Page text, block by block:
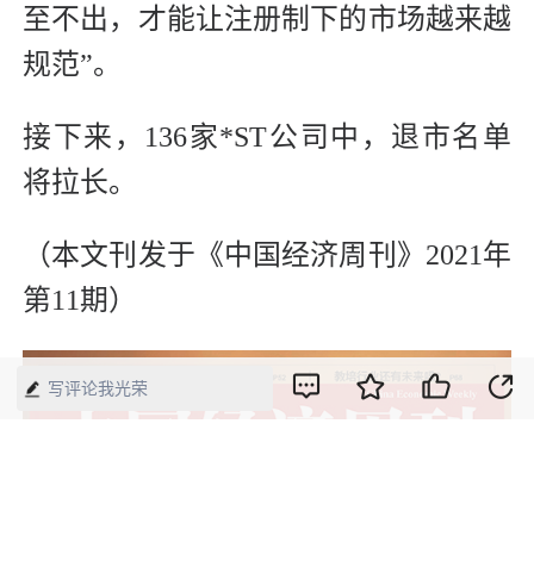
至不出，才能让注册制下的市场越来越
规范”。
接下来，136家*ST公司中，退市名单
将拉长。
（本文刊发于《中国经济周刊》2021年
第11期）
写评论我光荣